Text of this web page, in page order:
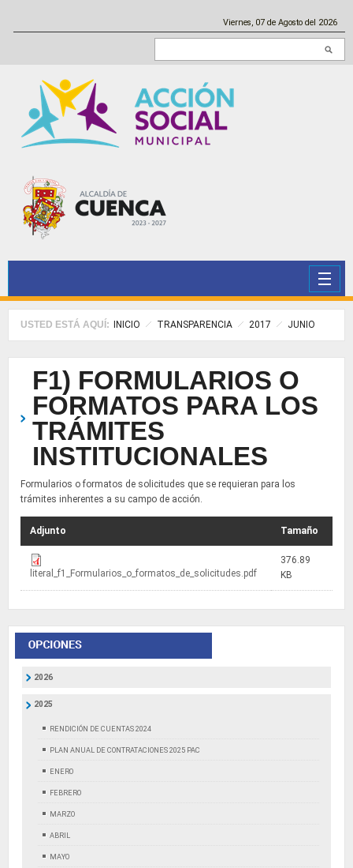
Viernes, 07 de Agosto del 2026
USTED ESTÁ AQUÍ: INICIO TRANSPARENCIA 2017 JUNIO
F1) FORMULARIOS O
FORMATOS PARA LOS
TRÁMITES
INSTITUCIONALES
Formularios o formatos de solicitudes que se requieran para los
trámites inherentes a su campo de acción.
Adjunto Tamaño
literal_f1_Formularios_o_formatos_de_solicitudes.pdf
376.89
KB
2026
2025
RENDICIÓN DE CUENTAS 2024
PLAN ANUAL DE CONTRATACIONES 2025 PAC
ENERO
FEBRERO
MARZO
ABRIL
MAYO